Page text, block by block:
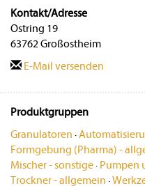
Kontakt/Adresse
Ostring 19
63762 Großostheim
E-Mail versenden
Produktgruppen
Granulatoren ·
Formgebung (Pharma) -
Mischer - sonstige· Pumpen
Trockner - allgemein ·